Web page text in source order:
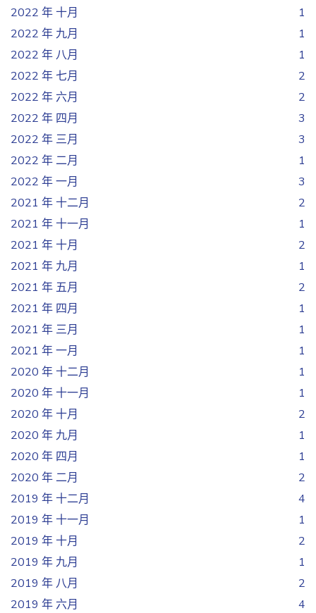
2022 年 十月
1
2022 年 九月
1
2022 年 八月
1
2022 年 七月
2
2022 年 六月
2
2022 年 四月
3
2022 年 三月
3
2022 年 二月
1
2022 年 一月
3
2021 年 十二月
2
2021 年 十一月
1
2021 年 十月
2
2021 年 九月
1
2021 年 五月
2
2021 年 四月
1
2021 年 三月
1
2021 年 一月
1
2020 年 十二月
1
2020 年 十一月
1
2020 年 十月
2
2020 年 九月
1
2020 年 四月
1
2020 年 二月
2
2019 年 十二月
4
2019 年 十一月
1
2019 年 十月
2
2019 年 九月
1
2019 年 八月
2
2019 年 六月
4